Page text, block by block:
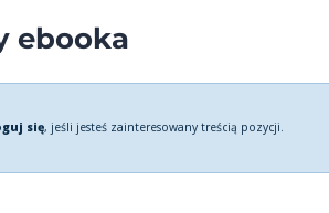
ebooka
się, jeśli jesteś zainteresowany treścią pozycji.